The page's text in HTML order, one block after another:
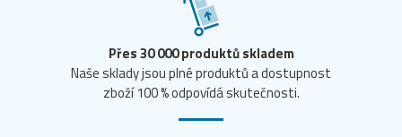
Přes 30 000 produktů skladem
Naše sklady jsou plné produktů a dostupnost
zboží 100 % odpovídá skutečnosti.